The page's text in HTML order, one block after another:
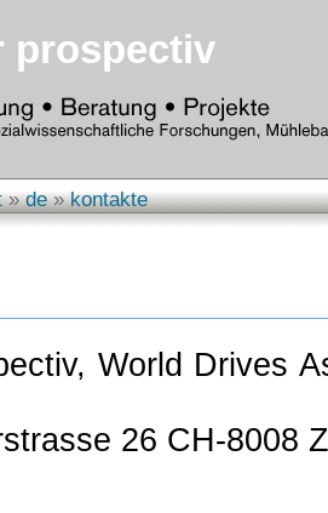
prospectiv
»de»kontakte
World Drives
26 CH-8008